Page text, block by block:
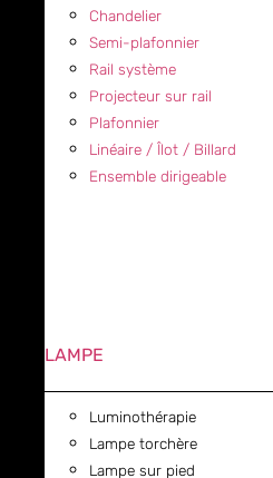
Chandelier
Semi-plafonnier
Rail système
Projecteur sur rail
Plafonnier
Linéaire / Îlot / Billard
Ensemble dirigeable
LAMPE
Luminothérapie
Lampe torchère
Lampe sur pied